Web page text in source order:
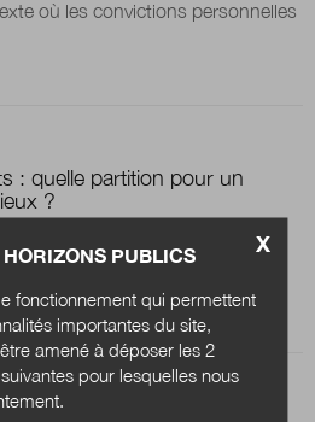
où les convictions personnelles
: quelle partition pour un
?
le dialogue social est
huilée. Il évolue, vacille
Aurélia de Portzamparc
X
PUBLICS
fonctionnement qui permettent
importantes du site,
amené à déposer les 2
pour lesquelles nous